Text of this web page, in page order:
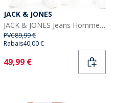
JACK & JONES
JACK & JONES Jeans Homme Glenn Sq354/327 - Pacquet Double - Bleu/Noir
PVC89,99 €
Rabais40,00 €
Current
49,99 €